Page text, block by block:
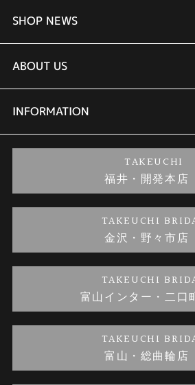
婚約指輪
結婚指輪
セットリング
婚約ネックレス
金・プラチナのお取引
SHOP NEWS
TAKEUCHI BRIDAL金沢本店情報
商品一覧
ブランドリスト
金澤指輪工房｜手作りペアリング
金澤指輪工房｜手作り結婚指輪 and 婚約指
金澤指輪工房｜手作り婚約指輪プロポーズ
ABOUT US
会社概要
お客様の声
INFORMATION
プライバシーポリシー
TAKEUCHI
福井・開発本店
TAKEUCHI
金沢・野々市店
TAKEUCHI
富山インター・二口
TAKEUCHI
富山・総曲輪店